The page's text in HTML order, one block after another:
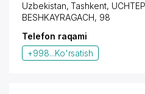
Uzbekistan, Tashkent,
BESHKAYRAGACH, 98
Telefon raqami
+998...Ko'rsatish